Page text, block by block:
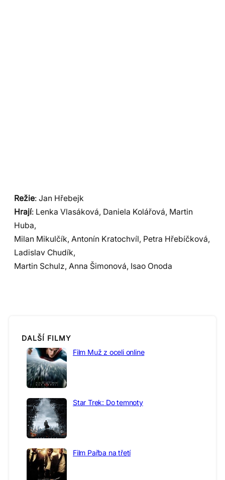
Režie: Jan Hřebejk
Hrají: Lenka Vlasáková, Daniela Kolářová, Martin
Huba,
Milan Mikulčík, Antonín Kratochvíl, Petra Hřebíčková,
Ladislav Chudík,
Martin Schulz, Anna Šimonová, Isao Onoda
DALŠÍ FILMY
Film Muž z oceli online
Star Trek: Do temnoty
Film Pařba na třetí